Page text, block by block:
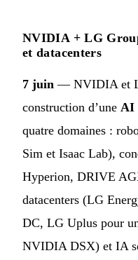
NVIDIA + LG
et datacenters
7 juin — NVIDIA et
construction d’une AI
quatre domaines :
Sim et Isaac Lab),
Hyperion, DRIVE
datacenters (LG
DC, LG Uplus pour
NVIDIA DSX) et IA